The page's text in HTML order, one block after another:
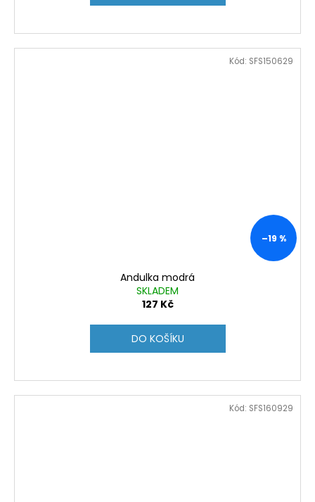
–19 %
Andulka modrá
SKLADEM
127 Kč
DO KOŠÍKU
Kód: SFS150629
Kód: SFS160929